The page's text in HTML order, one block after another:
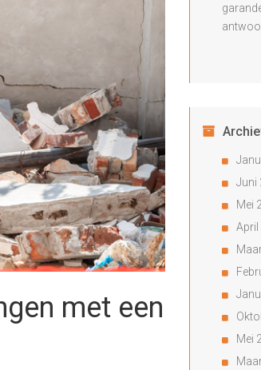
met een
Juni
Mei
April
Mei